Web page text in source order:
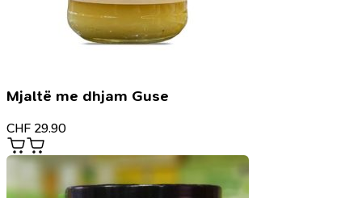
Mjaltë me dhjam Guse
CHF 29.90